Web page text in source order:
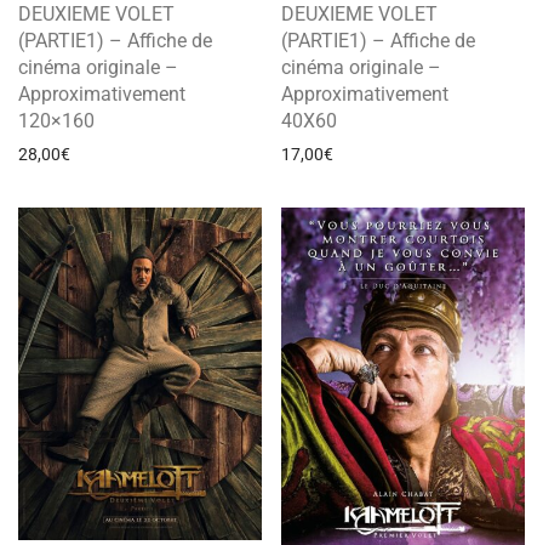
DEUXIEME VOLET
(PARTIE1) – Affiche de
cinéma originale –
Approximativement
120×160
28,00€
DEUXIEME VOLET
(PARTIE1) – Affiche de
cinéma originale –
Approximativement
40X60
17,00€